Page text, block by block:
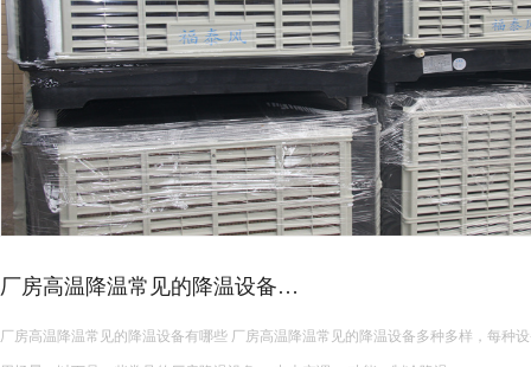
皮革车间降温措施有哪些？
皮革车间使用蒸发冷空调的降温措施及相关要点如下： 设备选型 根据面积：如果车间面积较小，如 200 平方